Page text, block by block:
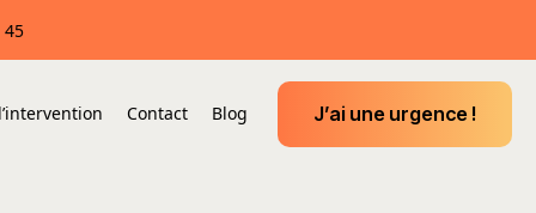
45
Contact Blog J’ai une urgence !